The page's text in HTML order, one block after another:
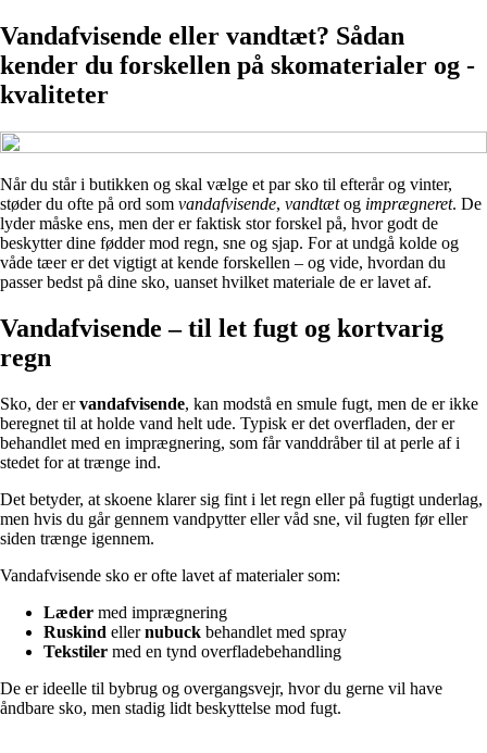
Vandafvisende eller vandtæt? Sådan
kender du forskellen på skomaterialer og -
kvaliteter
Når du står i butikken og skal vælge et par sko til efterår og vinter,
støder du ofte på ord som vandafvisende, vandtætog imprægneret. De
lyder måske ens, men der er faktisk stor forskel på, hvor godt de
beskytter dine fødder mod regn, sne og sjap. For at undgå kolde og
våde tæer er det vigtigt at kende forskellen – og vide, hvordan du
passer bedst på dine sko, uanset hvilket materiale de er lavet af.
Vandafvisende – til let fugt og kortvarig
regn
Sko, der ervandafvisende, kan modstå en smule fugt, men de er ikke
beregnet til at holde vand helt ude. Typisk er det overfladen, der er
behandlet med en imprægnering, som får vanddråber til at perle af i
stedet for at trænge ind.
Det betyder, at skoene klarer sig fint i let regn eller på fugtigt underlag,
men hvis du går gennem vandpytter eller våd sne, vil fugten før eller
siden trænge igennem.
Vandafvisende sko er ofte lavet af materialer som:
Læder med imprægnering
Ruskind ellernubuck behandlet med spray
Tekstiler med en tynd overfladebehandling
De er ideelle til bybrug og overgangsvejr, hvor du gerne vil have
åndbare sko, men stadig lidt beskyttelse mod fugt.